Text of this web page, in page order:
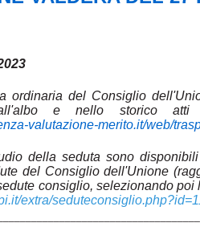
ordinaria del Consiglio
e nello storico atti
valutazione-merito.it/web/
della seduta sono
del Consiglio dell'Unione
consiglio, selezionando
extra/